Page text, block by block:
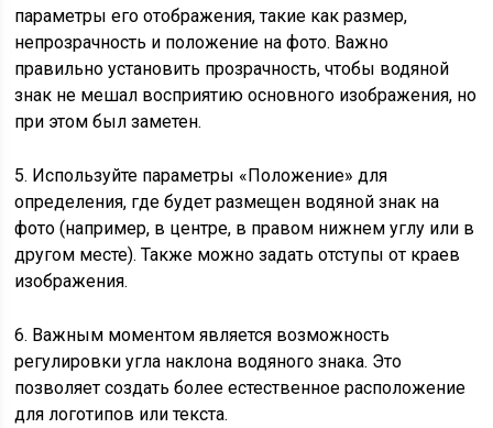
параметры его отображения, такие как размер,
непрозрачность и положение на фото. Важно
правильно установить прозрачность, чтобы водяной
знак не мешал восприятию основного изображения, но
при этом был заметен.
5. Используйте параметры «Положение» для
определения, где будет размещен водяной знак на
фото (например, в центре, в правом нижнем углу или в
другом месте). Также можно задать отступы от краев
изображения.
6. Важным моментом является возможность
регулировки угла наклона водяного знака. Это
позволяет создать более естественное расположение
для логотипов или текста.